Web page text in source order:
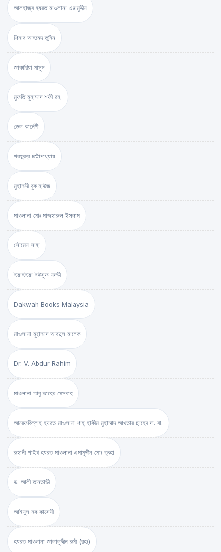
আলহাজ্ব হযরত মাওলানা এমামুদ্দীন
শিহাব আহমেদ তুহিন
জাকারিয়া মাসুদ
মুফতি মুহাম্মাদ শফী রহ.
ডেল কার্নেগী
শরৎচন্দ্র চট্টোপাধ্যায়
মুহাম্মদী বুক হাউজ
মাওলানা মোঃ মাজহারুল ইসলাম
সৌমেন সাহা
ইয়াহইয়া ইউসুফ নদভী
Dakwah Books Malaysia
মাওলানা মুহাম্মাদ আবদুল মালেক
Dr. V. Abdur Rahim
মাওলানা আবু তাহের মেসবাহ
আরেফবিল্লাহ হযরত মাওলানা শাহ্ হাকীম মুহাম্মাদ আখতার ছাহেব দা. বা.
রূহানী শাইখ হযরত মাওলানা এমামুদ্দীন মোঃ ত্বহা
ড. আলী তানতাভী
আইনুল হক কাসেমী
হযরত মাওলানা জালালুদ্দীন রূমী (রহঃ)